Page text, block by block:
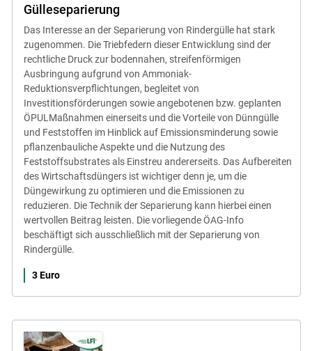
Gülleseparierung
Das Interesse an der Separierung von Rindergülle hat stark
zugenommen. Die Triebfedern dieser Entwicklung sind der
rechtliche Druck zur bodennahen, streifenförmigen
Ausbringung aufgrund von Ammoniak-
Reduktionsverpflichtungen, begleitet von
Investitionsförderungen sowie angebotenen bzw. geplanten
ÖPULMaßnahmen einerseits und die Vorteile von Dünngülle
und Feststoffen im Hinblick auf Emissionsminderung sowie
pflanzenbauliche Aspekte und die Nutzung des
Feststoffsubstrates als Einstreu andererseits. Das Aufbereiten
des Wirtschaftsdüngers ist wichtiger denn je, um die
Düngewirkung zu optimieren und die Emissionen zu
reduzieren. Die Technik der Separierung kann hierbei einen
wertvollen Beitrag leisten. Die vorliegende ÖAG-Info
beschäftigt sich ausschließlich mit der Separierung von
Rindergülle.
3 Euro